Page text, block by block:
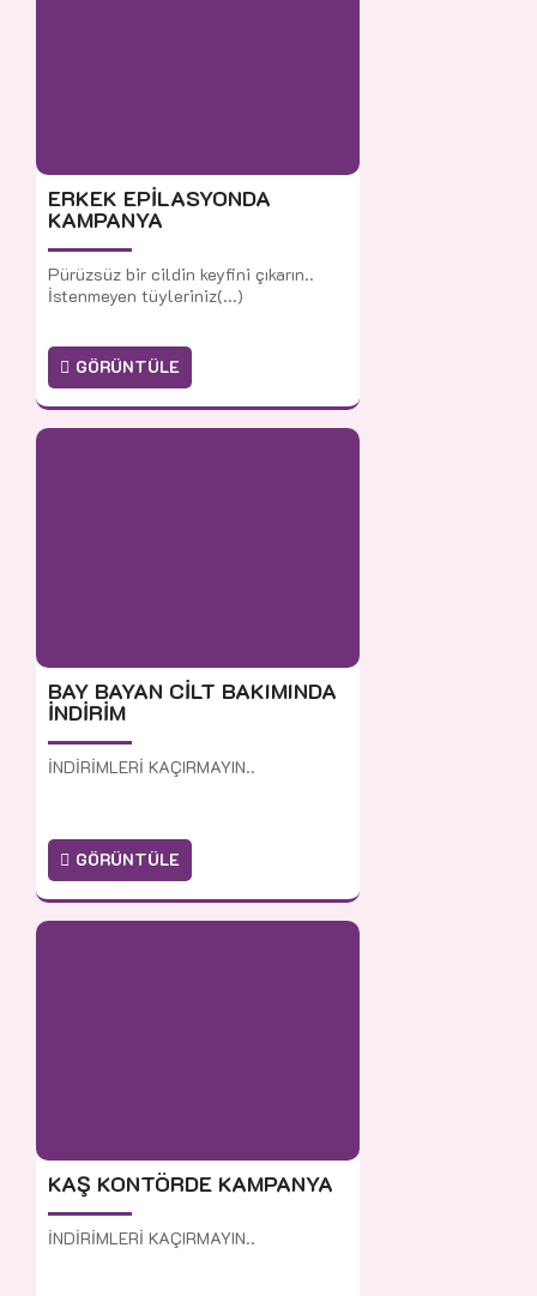
ERKEK EPİLASYONDA
KAMPANYA
Pürüzsüz bir cildin keyfini çıkarın..
İstenmeyen tüyleriniz(...)
GÖRÜNTÜLE
BAY BAYAN CİLT BAKIMINDA
İNDİRİM
İNDİRİMLERİ KAÇIRMAYIN..
GÖRÜNTÜLE
KAŞ KONTÖRDE KAMPANYA
İNDİRİMLERİ KAÇIRMAYIN..